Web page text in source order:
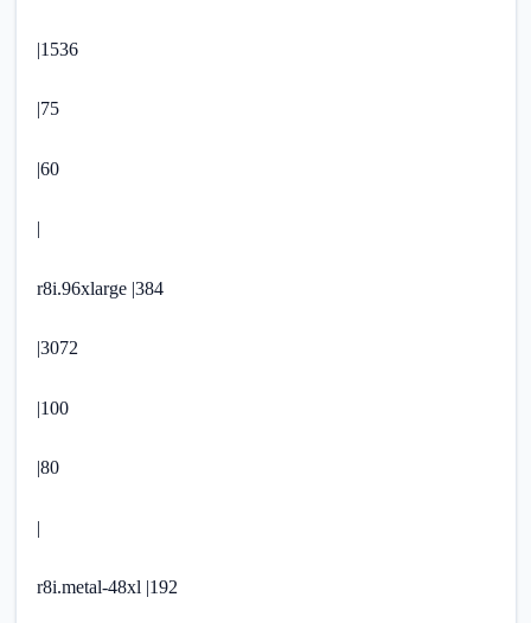
|1536
|75
|60
|
r8i.96xlarge |384
|3072
|100
|80
|
r8i.metal-48xl |192